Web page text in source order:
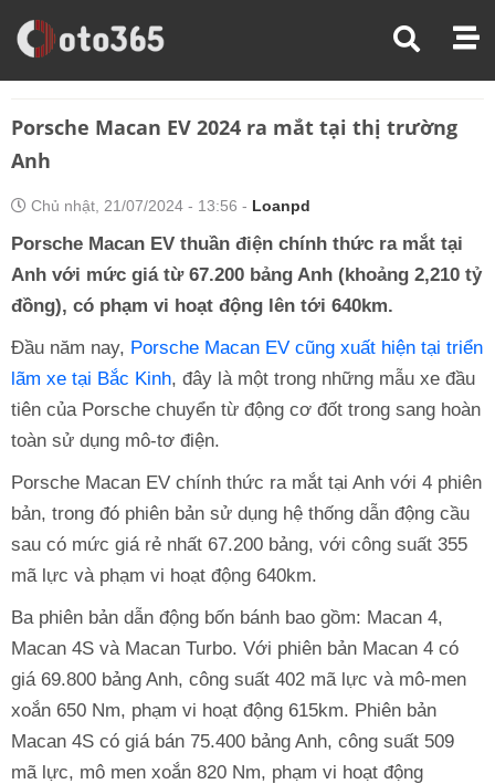
Trang Chủ
Xe Điện
Porsche Macan EV 2024 ra mắt tại thị trường
Anh
Chủ nhật, 21/07/2024 - 13:56 - Loanpd
Porsche Macan EV thuần điện chính thức ra mắt tại
Anh với mức giá từ 67.200 bảng Anh (khoảng 2,210 tỷ
đồng), có phạm vi hoạt động lên tới 640km.
Đầu năm nay, Porsche Macan EV cũng xuất hiện tại triển
lãm xe tại Bắc Kinh, đây là một trong những mẫu xe đầu
tiên của Porsche chuyển từ động cơ đốt trong sang hoàn
toàn sử dụng mô-tơ điện.
Porsche Macan EV chính thức ra mắt tại Anh với 4 phiên
bản, trong đó phiên bản sử dụng hệ thống dẫn động cầu
sau có mức giá rẻ nhất 67.200 bảng, với công suất 355
mã lực và phạm vi hoạt động 640km.
Ba phiên bản dẫn động bốn bánh bao gồm: Macan 4,
Macan 4S và Macan Turbo. Với phiên bản Macan 4 có
giá 69.800 bảng Anh, công suất 402 mã lực và mô-men
xoắn 650 Nm, phạm vi hoạt động 615km. Phiên bản
Macan 4S có giá bán 75.400 bảng Anh, công suất 509
mã lực, mô men xoắn 820 Nm, phạm vi hoạt động